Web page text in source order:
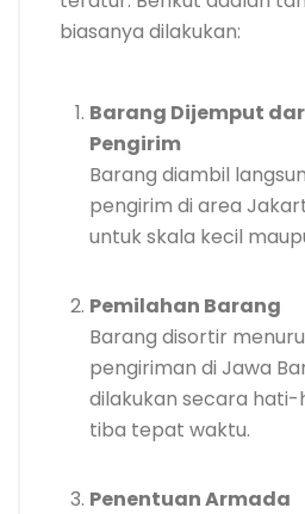
biasanya dilakukan:
Barang Dijemput
Pengirim
Barang diambil
pengirim di area
untuk skala kecil
Pemilahan Barang
Barang disortir
pengiriman di Jawa
dilakukan secara
tiba tepat waktu.
Penentuan Armada